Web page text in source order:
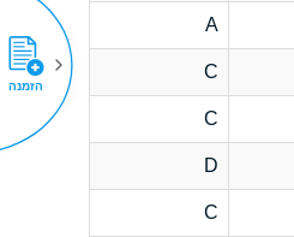
A
C
C
D
C
הזמנה